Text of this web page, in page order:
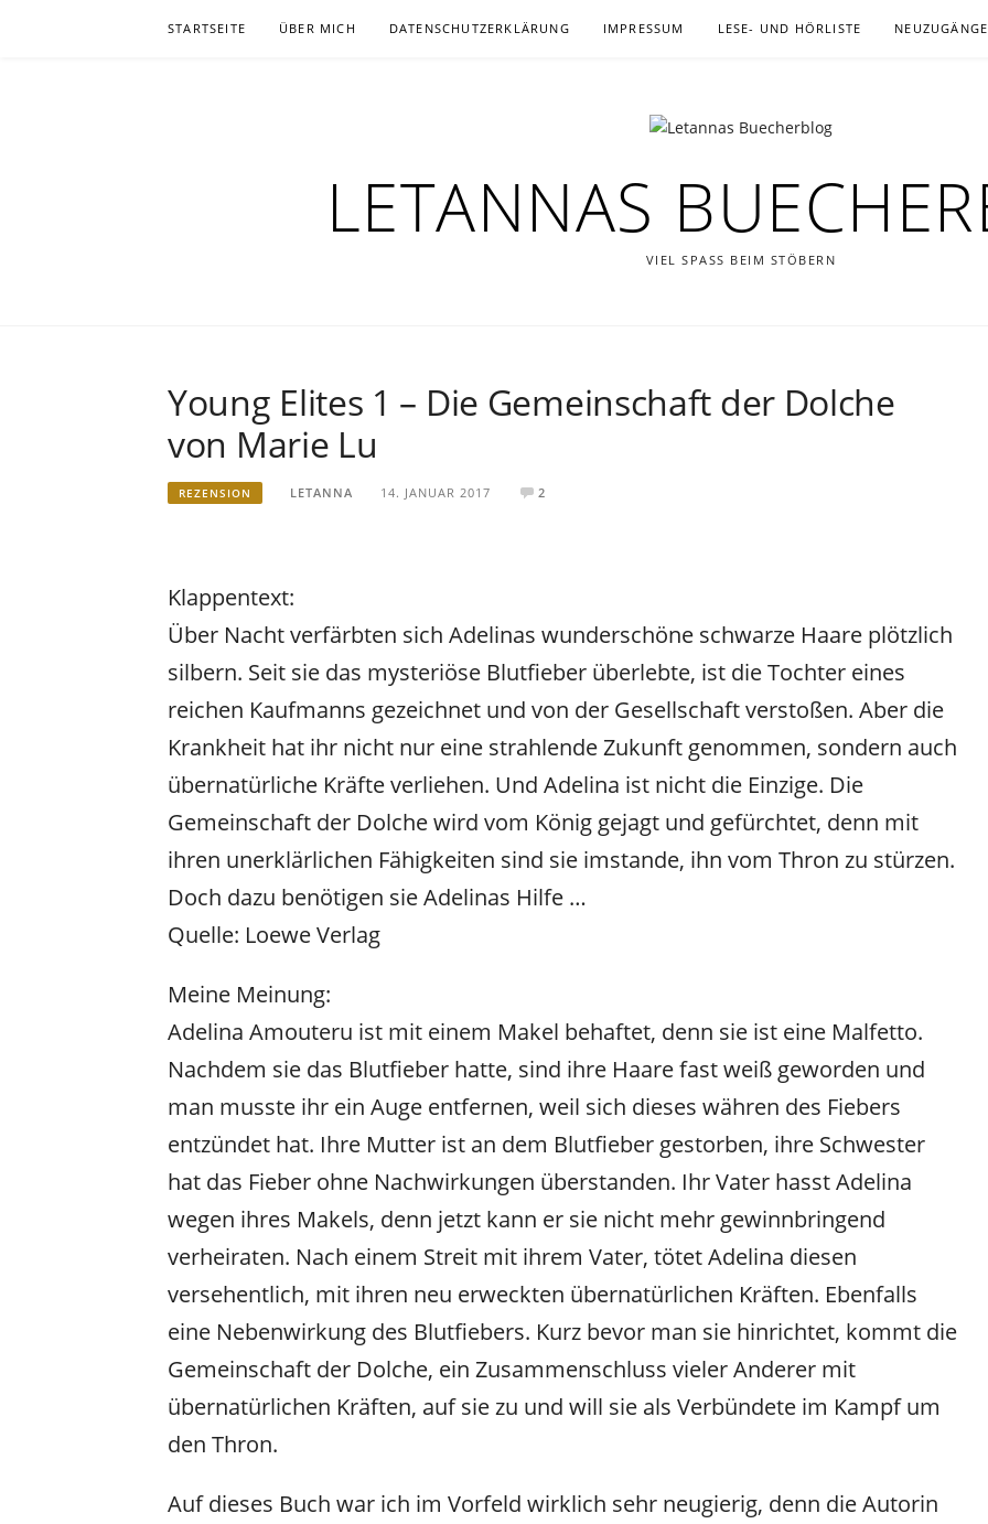
STARTSEITE ÜBER MICH DATENSCHUTZERKLÄRUNG IMPRESSUM LESE- UND HÖRLISTE NEUZUGÄNGE
LETANNAS
VIEL SPASS BEIM STÖBERN
Young Elites 1 – Die Gemeinschaft der Dolche
von Marie Lu
REZENSION LETANNA 14. JANUAR 2017 2
Klappentext:
Über Nacht verfärbten sich Adelinas wunderschöne schwarze Haare plötzlich
silbern. Seit sie das mysteriöse Blutfieber überlebte, ist die Tochter eines
reichen Kaufmanns gezeichnet und von der Gesellschaft verstoßen. Aber die
Krankheit hat ihr nicht nur eine strahlende Zukunft genommen, sondern auch
übernatürliche Kräfte verliehen. Und Adelina ist nicht die Einzige. Die
Gemeinschaft der Dolche wird vom König gejagt und gefürchtet, denn mit
ihren unerklärlichen Fähigkeiten sind sie imstande, ihn vom Thron zu stürzen.
Doch dazu benötigen sie Adelinas Hilfe …
Quelle: Loewe Verlag
Meine Meinung:
Adelina Amouteru ist mit einem Makel behaftet, denn sie ist eine Malfetto.
Nachdem sie das Blutfieber hatte, sind ihre Haare fast weiß geworden und
man musste ihr ein Auge entfernen, weil sich dieses währen des Fiebers
entzündet hat. Ihre Mutter ist an dem Blutfieber gestorben, ihre Schwester
hat das Fieber ohne Nachwirkungen überstanden. Ihr Vater hasst Adelina
wegen ihres Makels, denn jetzt kann er sie nicht mehr gewinnbringend
verheiraten. Nach einem Streit mit ihrem Vater, tötet Adelina diesen
versehentlich, mit ihren neu erweckten übernatürlichen Kräften. Ebenfalls
eine Nebenwirkung des Blutfiebers. Kurz bevor man sie hinrichtet, kommt die
Gemeinschaft der Dolche, ein Zusammenschluss vieler Anderer mit
übernatürlichen Kräften, auf sie zu und will sie als Verbündete im Kampf um
den Thron.
Auf dieses Buch war ich im Vorfeld wirklich sehr neugierig, denn die Autorin